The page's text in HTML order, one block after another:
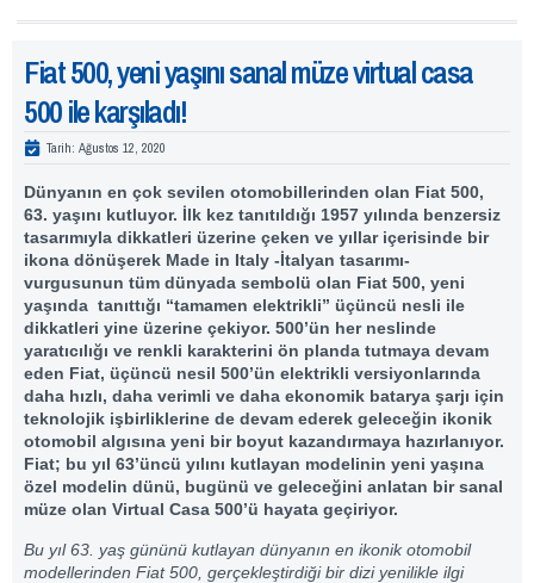
Fiat 500, yeni yaşını sanal müze virtual casa
500 ile karşıladı!
Tarih: Ağustos 12, 2020
Dünyanın en çok sevilen otomobillerinden olan Fiat 500,
63. yaşını kutluyor. İlk kez tanıtıldığı 1957 yılında benzersiz
tasarımıyla dikkatleri üzerine çeken ve yıllar içerisinde bir
ikona dönüşerek Made in Italy -İtalyan tasarımı-
vurgusunun tüm dünyada sembolü olan Fiat 500, yeni
yaşında tanıttığı “tamamen elektrikli” üçüncü nesli ile
dikkatleri yine üzerine çekiyor. 500’ün her neslinde
yaratıcılığı ve renkli karakterini ön planda tutmaya devam
eden Fiat, üçüncü nesil 500’ün elektrikli versiyonlarında
daha hızlı, daha verimli ve daha ekonomik batarya şarjı için
teknolojik işbirliklerine de devam ederek geleceğin ikonik
otomobil algısına yeni bir boyut kazandırmaya hazırlanıyor.
Fiat; bu yıl 63’üncü yılını kutlayan modelinin yeni yaşına
özel modelin dünü, bugünü ve geleceğini anlatan bir sanal
müze olan Virtual Casa 500’ü hayata geçiriyor.
Bu yıl 63. yaş gününü kutlayan dünyanın en ikonik otomobil
modellerinden Fiat 500, gerçekleştirdiği bir dizi yenilikle ilgi